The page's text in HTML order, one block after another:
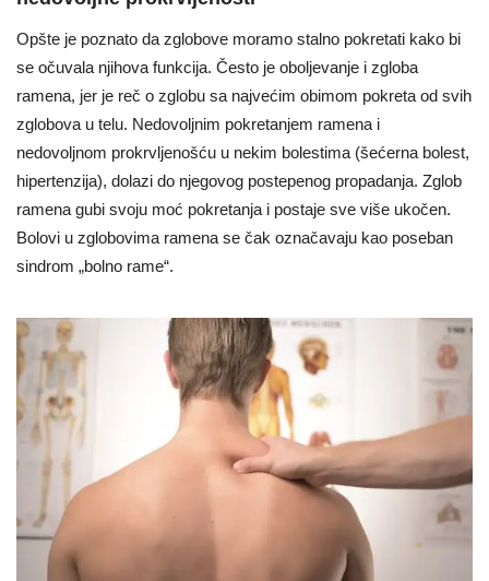
Opšte je poznato da zglobove moramo stalno pokretati kako bi
se očuvala njihova funkcija. Često je oboljevanje i zgloba
ramena, jer je reč o zglobu sa najvećim obimom pokreta od svih
zglobova u telu. Nedovoljnim pokretanjem ramena i
nedovoljnom prokrvljenošću u nekim bolestima (šećerna bolest,
hipertenzija), dolazi do njegovog postepenog propadanja. Zglob
ramena gubi svoju moć pokretanja i postaje sve više ukočen.
Bolovi u zglobovima ramena se čak označavaju kao poseban
sindrom „bolno rame“.